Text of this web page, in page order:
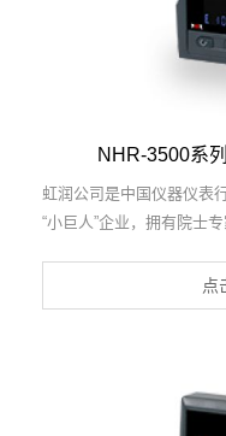
NHR-3500系
虹润公司是中国仪器仪表
“小巨人”企业，拥有院士
冲输出，电流电压谐波积
得基于一种交流信号变送
规范、通信系统多通道数
及现场设备集成等5项智
点